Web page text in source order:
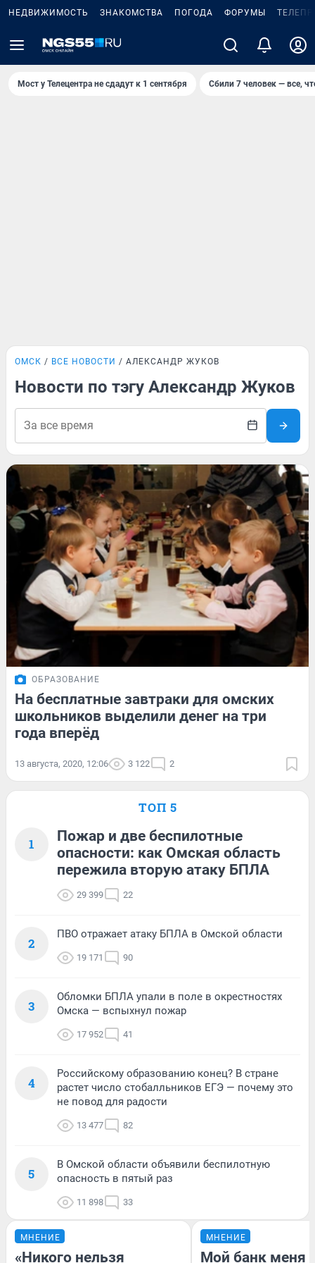
НЕДВИЖИМОСТЬ ЗНАКОМСТВА ПОГОДА ФОРУМЫ
Мост у Телецентра не сдадут к 1 сентября Сбили 7 человек — все,
ОМСК ВСЕ НОВОСТИ АЛЕКСАНДР ЖУКОВ
Новости по тэгу Александр Жуков
ОБРАЗОВАНИЕ
На бесплатные завтраки для омских
школьников выделили денег на три
года вперёд
13 августа, 2020, 12:06 3 122 2
ТОП 5
1
Пожар и две беспилотные
опасности: как Омская область
пережила вторую атаку БПЛА
29 399 22
2
ПВО отражает атаку БПЛА в Омской области
19 171 90
3
Обломки БПЛА упали в поле в окрестностях
Омска — вспыхнул пожар
17 952 41
4
Российскому образованию конец? В стране
растет число стобалльников ЕГЭ — почему это
не повод для радости
13 477 82
5
В Омской области объявили беспилотную
опасность в пятый раз
11 898 33
МНЕНИЕ
«Никого нельзя
МНЕНИЕ
Мой банк меня